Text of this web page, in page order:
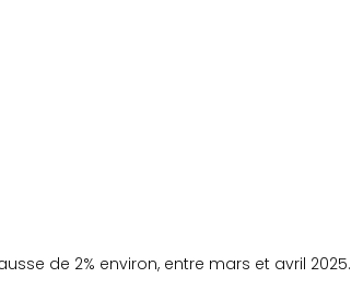
de 2% environ, entre mars et avril 2025.